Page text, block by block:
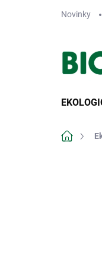
Novinky
Domov